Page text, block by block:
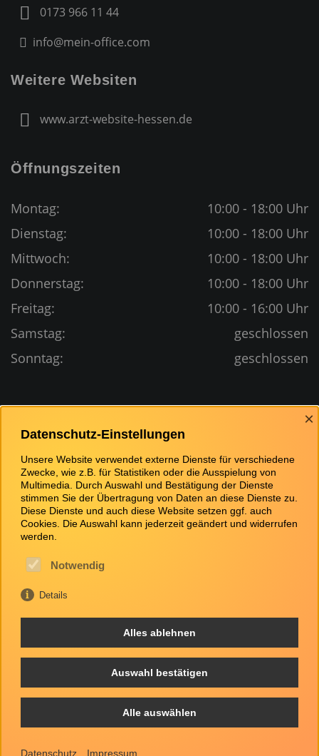
0173 966 11 44
info@mein-office.com
Weitere Websiten
www.arzt-website-hessen.de
Öffnungszeiten
Montag:
10:00 - 18:00 Uhr
Dienstag:
10:00 - 18:00 Uhr
Mittwoch:
10:00 - 18:00 Uhr
Donnerstag:
10:00 - 18:00 Uhr
Freitag:
10:00 - 16:00 Uhr
Samstag:
geschlossen
Sonntag:
geschlossen
Bewertungen
Mein-Office Webagentur
Datenschutz-Einstellungen
×
Unsere Website verwendet externe Dienste für verschiedene
Zwecke, wie z.B. für Statistiken oder die Ausspielung von
Multimedia. Durch Auswahl und Bestätigung der Dienste
stimmen Sie der Übertragung von Daten an diese Dienste zu.
Diese Dienste und auch diese Website setzen ggf. auch
Cookies. Die Auswahl kann jederzeit geändert und widerrufen
werden.
Notwendig
Details
Alles ablehnen
Auswahl bestätigen
Alle auswählen
Datenschutz Impressum